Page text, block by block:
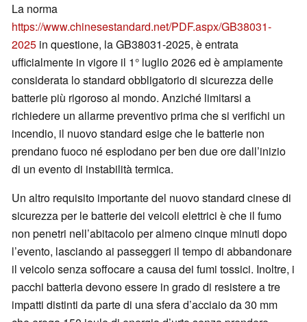
La norma
https://www.chinesestandard.net/PDF.aspx/GB38031-
2025 in questione, la GB38031-2025, è entrata
ufficialmente in vigore il 1° luglio 2026 ed è ampiamente
considerata lo standard obbligatorio di sicurezza delle
batterie più rigoroso al mondo. Anziché limitarsi a
richiedere un allarme preventivo prima che si verifichi un
incendio, il nuovo standard esige che le batterie non
prendano fuoco né esplodano per ben due ore dall’inizio
di un evento di instabilità termica.
Un altro requisito importante del nuovo standard cinese di
sicurezza per le batterie dei veicoli elettrici è che il fumo
non penetri nell’abitacolo per almeno cinque minuti dopo
l’evento, lasciando ai passeggeri il tempo di abbandonare
il veicolo senza soffocare a causa dei fumi tossici. Inoltre, i
pacchi batteria devono essere in grado di resistere a tre
impatti distinti da parte di una sfera d’acciaio da 30 mm